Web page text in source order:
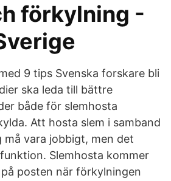
förkylning -
9 tips Svenska forskare bli
ska leda till bättre
både för slemhosta
Att hosta slem i samband
må vara jobbigt, men det
Slemhosta kommer
posten när förkylningen